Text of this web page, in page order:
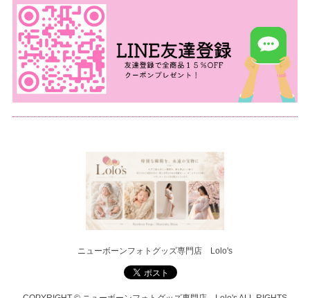
ニューボーンフォトグッズ専門店 Lolo's